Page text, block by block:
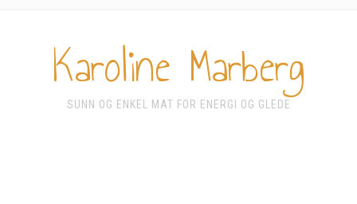
Karoline Marberg
SUNN OG ENKEL MAT FOR ENERGI OG GLEDE